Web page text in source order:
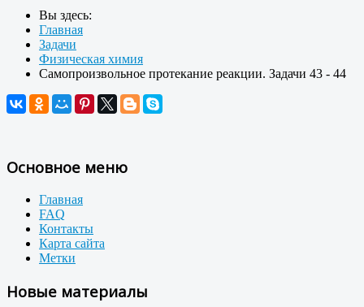
Вы здесь:
Главная
Задачи
Физическая химия
Самопроизвольное протекание реакции. Задачи 43 - 44
Основное меню
Главная
FAQ
Контакты
Карта сайта
Метки
Новые материалы